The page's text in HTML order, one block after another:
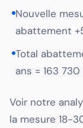
Nouvelle
abattement
Total
ans = 163
Voir notre
la mesure 18-